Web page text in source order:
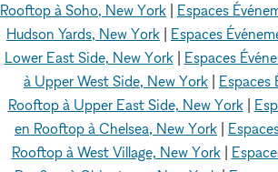
Rooftop à Soho, New York
Espaces
Hudson Yards, New York
Espaces
Lower East Side, New York| Espaces
à Upper West Side, New York
Espaces
Rooftop à Upper East Side, New York|
en Rooftop à Chelsea, New York
Rooftop à West Village, New York|